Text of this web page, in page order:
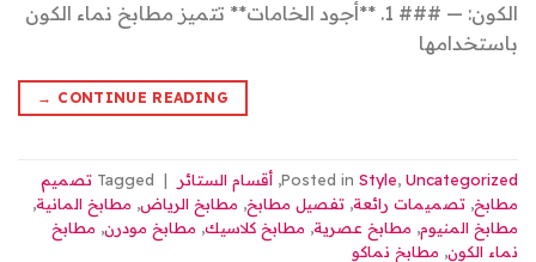
الكون: — ### 1. **أجود الخامات** تتميز مطابخ نماء الكون
باستخدامها
CONTINUE READING
→
Posted in Style, Uncategorized
, أقسام الستائر |
Tagged تصميم
مطابخ, تصميمات رائعة, تفصيل مطابخ, مطابخ الرياض, مطابخ المانية,
مطابخ المنيوم, مطابخ عصرية, مطابخ كلاسيك, مطابخ مودرن, مطابخ
نماء الكون, مطابخ نماكو